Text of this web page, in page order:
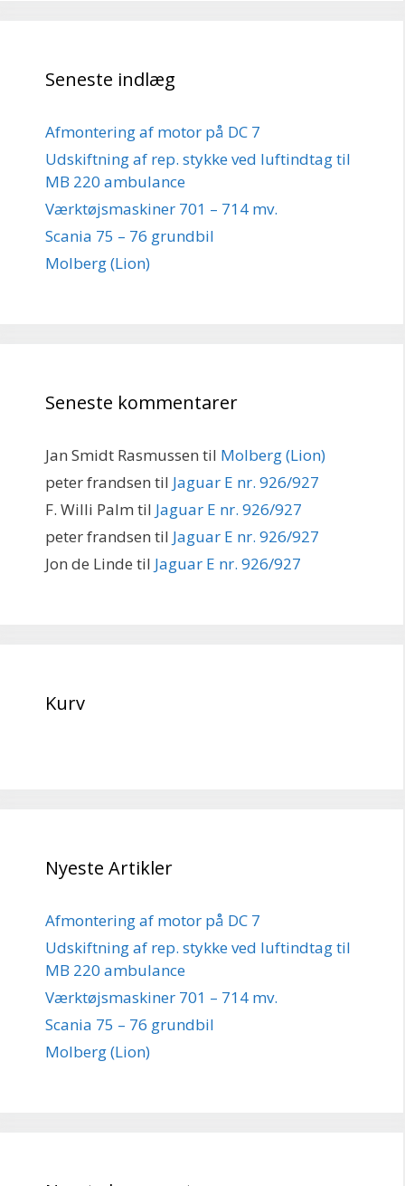
Seneste indlæg
Afmontering af motor på DC 7
Udskiftning af rep. stykke ved luftindtag til
MB 220 ambulance
Værktøjsmaskiner 701 – 714 mv.
Scania 75 – 76 grundbil
Molberg (Lion)
Seneste kommentarer
Jan Smidt Rasmussen til Molberg (Lion)
peter frandsen til Jaguar E nr. 926/927
F. Willi Palm til Jaguar E nr. 926/927
peter frandsen til Jaguar E nr. 926/927
Jon de Linde til Jaguar E nr. 926/927
Kurv
Nyeste Artikler
Afmontering af motor på DC 7
Udskiftning af rep. stykke ved luftindtag til
MB 220 ambulance
Værktøjsmaskiner 701 – 714 mv.
Scania 75 – 76 grundbil
Molberg (Lion)